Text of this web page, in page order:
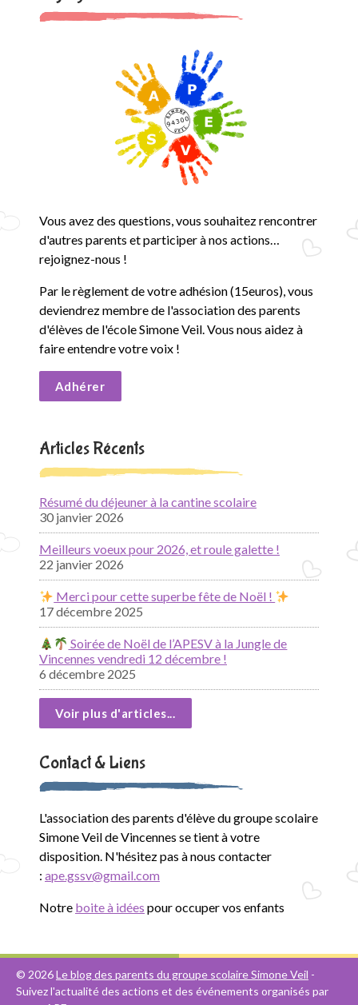
Vous avez des questions, vous souhaitez rencontrer
d'autres parents et participer à nos actions…
rejoignez-nous !
Par le règlement de votre adhésion (15euros), vous
deviendrez membre de l'association des parents
d'élèves de l'école Simone Veil. Vous nous aidez à
faire entendre votre voix !
Adhérer
Articles Récents
Résumé du déjeuner à la cantine scolaire
30 janvier 2026
Meilleurs voeux pour 2026, et roule galette !
22 janvier 2026
Merci pour cette superbe fête de Noël !
17 décembre 2025
Soirée de Noël de l’APESV à la Jungle de
Vincennes vendredi 12 décembre !
6 décembre 2025
Voir plus d'articles...
Contact & Liens
L'association des parents d'élève du groupe scolaire
Simone Veil de Vincennes se tient à votre
disposition. N'hésitez pas à nous contacter
: ape.gssv@gmail.com
Notre boite à idées pour occuper vos enfants
© 2026Le blog des parents du groupe scolaire Simone Veil -
Suivez l'actualité des actions et des événements organisés par